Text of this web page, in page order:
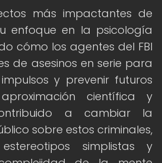
más impactantes de
enfoque en la psicología
cómo los agentes del FBI
de asesinos en serie para
y prevenir futuros
científica y
a cambiar la
sobre estos criminales,
simplistas y